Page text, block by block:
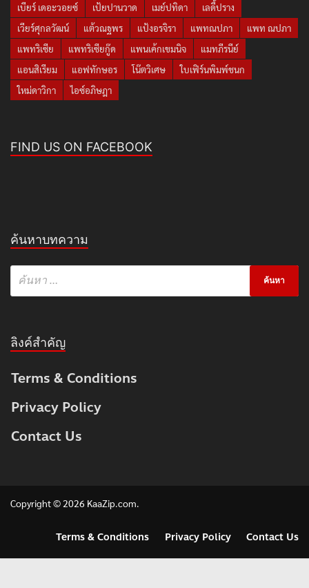
เบียร์ เดอะวอยซ์
เป้ยปานวาด เมย์ปทิดา
เลดี้ปราง
เวียร์ศุกลวัฒน์
แต้วณฐพร แป้งอรจิรา แพทณปภา
แพท ณปภา
แพทริเซีย
แพทริเซียกู๊ด แพนเค้กเขมนิจ
แมทภีรนีย์
แอนสิเรียม
แอฟทักษอร โน๊ตวิเศษ
ใบเฟิร์นพิมพ์ชนก
ใหม่ดาวิกา
ไอซ์อภิษฎา
FIND US ON FACEBOOK
ค้นหาบทความ
ลิงค์สำคัญ
Terms & Conditions
Privacy Policy
Contact Us
Copyright © 2026 KaaZip.com.
Terms & Conditions Privacy Policy Contact Us